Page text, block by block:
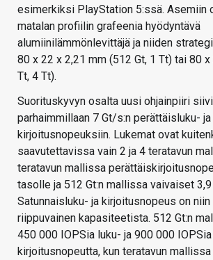
esimerkiksi PlayStation 5:ssä. Asemiin
matalan profiilin grafeenia hyödyntävä
alumiinilämmönlevittäjä ja niiden
80 x 22 x 2,21 mm (512 Gt, 1 Tt) tai 80
Tt, 4 Tt).
Suorituskyvyn osalta uusi ohjainpiiri
parhaimmillaan 7 Gt/s:n perättäisluku- ja
kirjoitusnopeuksiin. Lukemat ovat
saavutettavissa vain 2 ja 4 teratavun
teratavun mallissa
tasolle ja 512 Gt:n mallissa vaivaiset
Satunnaisluku- ja kirjoitusnopeus on niin
riippuvainen kapasiteetista. 512 Gt:n
450 000 IOPSia luku- ja 900 000 IOPSia
kirjoitusnopeutta, kun teratavun